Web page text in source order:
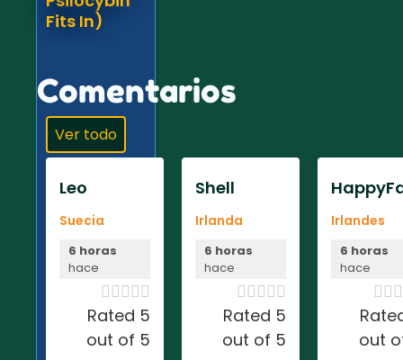
Fits In)
Comentarios
Ver todo
Leo
Suecia
6 horas
hace

Rated 5
out of 5
Shell
Irlanda
6 horas
hace

Rated 5
out of 5
Irlandes
6 horas
hace

out